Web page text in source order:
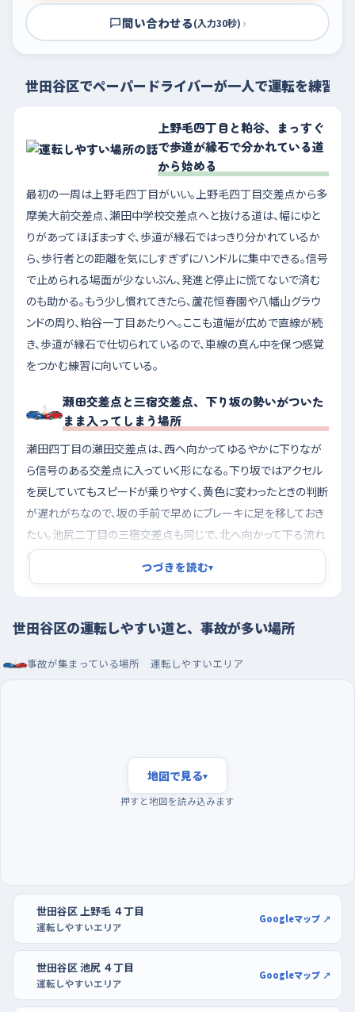
問い合わせる(入力30秒) ›
世田谷区でペーパードライバーが一人で運転を練習す
上野毛四丁目と粕谷、まっすぐ
で歩道が縁石で分かれている道
から始める
最初の一周は上野毛四丁目がいい。上野毛四丁目交差点から多
摩美大前交差点、瀬田中学校交差点へと抜ける道は、幅にゆと
りがあってほぼまっすぐ、歩道が縁石ではっきり分かれているか
ら、歩行者との距離を気にしすぎずにハンドルに集中できる。信号
で止められる場面が少ないぶん、発進と停止に慌てないで済む
のも助かる。もう少し慣れてきたら、蘆花恒春園や八幡山グラウ
ンドの周り、粕谷一丁目あたりへ。ここも道幅が広めで直線が続
き、歩道が縁石で仕切られているので、車線の真ん中を保つ感覚
をつかむ練習に向いている。
瀬田交差点と三宿交差点、下り坂の勢いがついた
まま入ってしまう場所
瀬田四丁目の瀬田交差点は、西へ向かってゆるやかに下りなが
ら信号のある交差点に入っていく形になる。下り坂ではアクセル
を戻していてもスピードが乗りやすく、黄色に変わったときの判断
が遅れがちなので、坂の手前で早めにブレーキに足を移しておき
たい。池尻二丁目の三宿交差点も同じで、北へ向かって下る流れ
のまま信号に近づく。角に金物店や信用金庫があって人や自転
車の出入りが多く、右左折のときに歩行者を見落としやすいか
ら、曲がる前に一度、車を止めるつもりで速度を落としておくと安
心だ。粕谷一丁目の千歳台交差点や駒沢二丁目の駒沢大学駅前
なる場所で、店の駐車場から出てくる車が急に前に入ってくること
通勤と通学が重なる朝の時間帯は、車も自転車も歩行者もいち
どきに増えて、判断する材料が多くなりすぎる。慣れないうちは、
ほうが気楽だ。駐車の練習は、経堂コルティやソコラ用賀のよう
な商業施設の駐車場が使いやすい。区画がはっきりしていて、空
いている時間帯なら隣に気を遣わず切り返せる。まずは広い場
所で一台分に収める感覚をつかんでから、街なかの時間貸しに
挑戦するといい。
つづきを読む▾
世田谷区の運転しやすい道と、事故が多い場所
事故が集まっている場所 運転しやすいエリア
地図で見る▾
押すと地図を読み込みます
世田谷区 上野毛 ４丁目
運転しやすいエリア
Googleマップ ↗
世田谷区 池尻 ４丁目
運転しやすいエリア
Googleマップ ↗